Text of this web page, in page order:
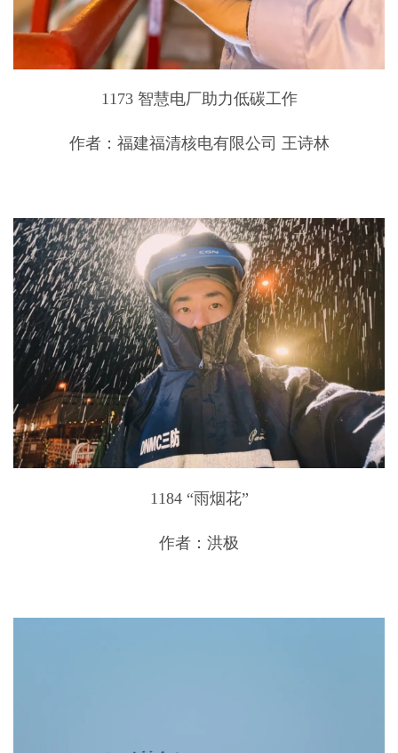
1173 智慧电厂助力低碳工作
作者：福建福清核电有限公司 王诗林
1184 “雨烟花”
作者：洪极